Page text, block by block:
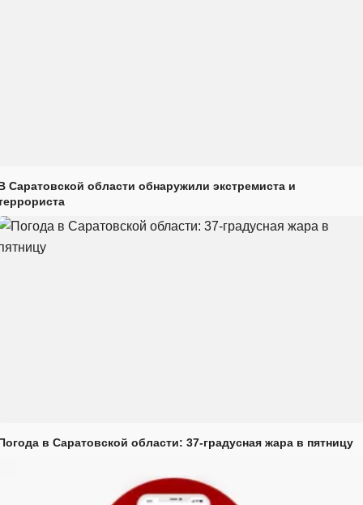
Саратовской области обнаружили экстремиста и
в Саратовской области: 37-градусная жара в пятницу